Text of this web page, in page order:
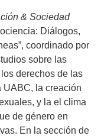
& Sociedad
Diálogos,
coordinado por
sobre las
derechos de las
UABC, la creación
y la el clima
de género en
En la sección de